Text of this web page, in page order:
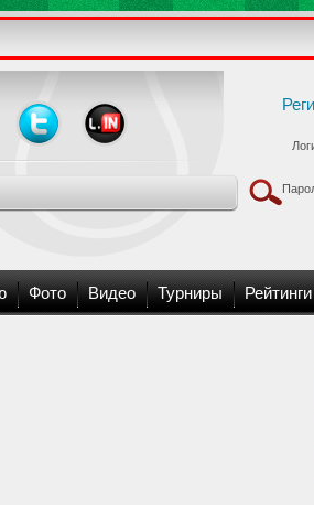
Фото Видео Турниры Рейтинги